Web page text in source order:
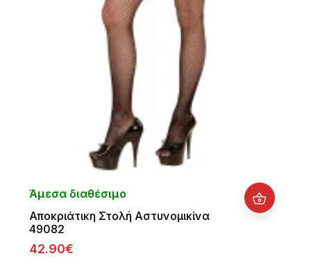
Άμεσα διαθέσιμο
Αποκριάτικη Στολή Αστυνομικίνα
49082
42.90€